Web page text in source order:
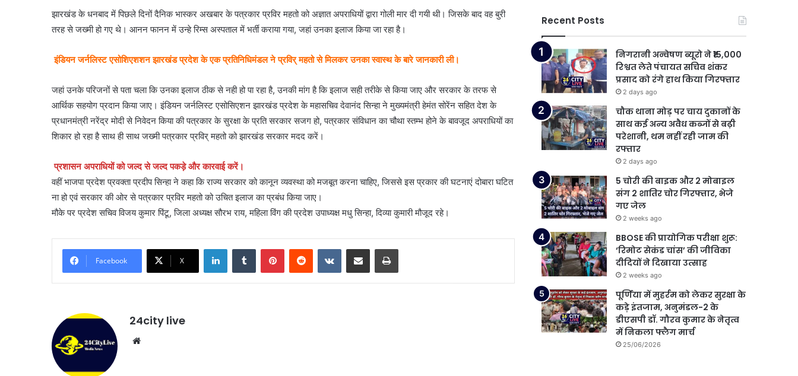
झारखंड के धनबाद में पिछले दिनों दैनिक भास्कर अखबार के पत्रकार प्रविर महतो को अज्ञात अपराधियों द्वारा गोली मार दी गयी थी। जिसके बाद वह बुरी
तरह से जख्मी हो गए थे। आनन फानन में उन्हे रिम्स अस्पताल में भर्ती कराया गया, जहां उनका इलाज किया जा रहा है।
इंडियन जर्नलिस्ट एसोशिएशशन झारखंड प्रदेश के एक प्रतिनिधिमंडल ने प्रविर् महतो से मिलकर उनका स्वास्थ के बारे जानकारी ली।
जहां उनके परिजनों से पता चला कि उनका इलाज ठीक से नही हो पा रहा है, उनकी मांग है कि इलाज सही तरीके से किया जाए और सरकार के तरफ से
आर्थिक सहयोग प्रदान किया जाए। इंडियन जर्नलिस्ट एसोसिएशन झारखंड प्रदेश के महासचिव देवानंद सिन्हा ने मुख्यमंत्री हेमंत सोरेंन सहित देश के
प्रधानमंत्री नरेंद्र मोदी से निवेदन किया की पत्रकार के सुरक्षा के प्रति सरकार सजग हो, पत्रकार संविधान का चौथा स्तम्भ होने के बावजूद अपराधियों का
शिकार हो रहा है साथ ही साथ जख्मी पत्रकार प्रविर् महतो को झारखंड सरकार मदद करें।
प्रशासन अपराधियों को जल्द से जल्द पकड़े और कारवाई करें।
वहीं भाजपा प्रदेश प्रवक्ता प्रदीप सिन्हा ने कहा कि राज्य सरकार को कानून व्यवस्था को मजबूत करना चाहिए, जिससे इस प्रकार की घटनाएं दोबारा घटित
ना हो एवं सरकार की ओर से पत्रकार प्रविर महतो को उचित इलाज का प्रबंध किया जाए।
मौके पर प्रदेश सचिव विजय कुमार पिंटू, जिला अध्यक्ष सौरभ राय, महिला विंग की प्रदेश उपाध्यक्ष मधु सिन्हा, दिव्या कुमारी मौजूद रहे।
Facebook X
LinkedInTumblr PinterestReddit VKontakteShare via Email Print
24city live
Recent Posts
निगरानी अन्वेषण ब्यूरो ने ₹15,000
रिश्वत लेते पंचायत सचिव शंकर
प्रसाद को रंगे हाथ किया गिरफ्तार
2 days ago
चौक थाना मोड़ पर चाय दुकानों के
साथ कई अन्य अवैध कब्जों से बढ़ी
परेशानी, थम नहीं रही जाम की
रफ्तार
2 days ago
5 चोरी की बाइक और 2 मोबाइल
संग 2 शातिर चोर गिरफ्तार, भेजे
गए जेल
2 weeks ago
BBOSE की प्रायोगिक परीक्षा शुरू:
‘रिमोट सेकंड चांस’ की जीविका
दीदियों ने दिखाया उत्साह
2 weeks ago
पूर्णिया में मुहर्रम को लेकर सुरक्षा के
कड़े इंतजाम, अनुमंडल-2 के
डीएसपी डॉ. गौरव कुमार के नेतृत्व
में निकला फ्लैग मार्च
25/06/2026